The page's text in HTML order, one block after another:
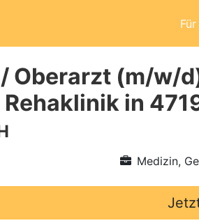
Oberarzt (m/w/
in
Medizin,